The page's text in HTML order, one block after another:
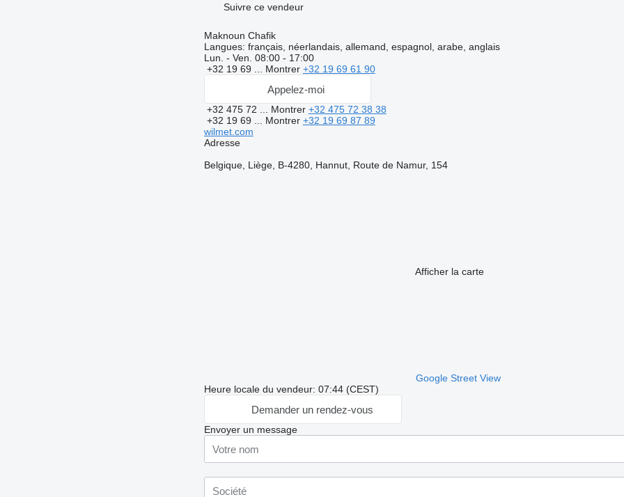
Suivre ce vendeur
Maknoun Chafik
Langues: français, néerlandais, allemand, espagnol, arabe, anglais
Lun. - Ven. 08:00 - 17:00
+32 19 69 ... Montrer +32 19 69 61 90
Appelez-moi
+32 475 72 ... Montrer +32 475 72 38 38
+32 19 69 ... Montrer +32 19 69 87 89
wilmet.com
Adresse
Belgique, Liège, B-4280, Hannut, Route de Namur, 154
Afficher la carte
Google Street View
Heure locale du vendeur: 07:44 (CEST)
Demander un rendez-vous
Envoyer un message